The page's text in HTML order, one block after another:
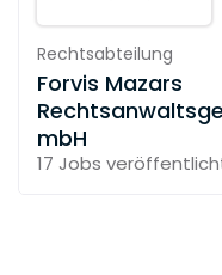
Rechtsabteilung
Forvis Mazars
mbH
17 Jobs